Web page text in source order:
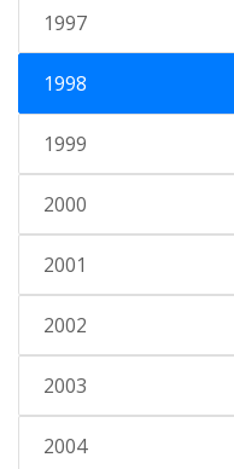
1997
1998
1999
2000
2001
2002
2003
2004